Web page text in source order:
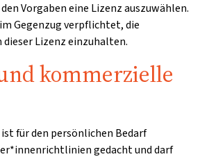
Vorgaben eine Lizenz auszuwählen.
Gegenzug verpflichtet, die
Lizenz einzuhalten.
kommerzielle
für den persönlichen Bedarf
gedacht und darf